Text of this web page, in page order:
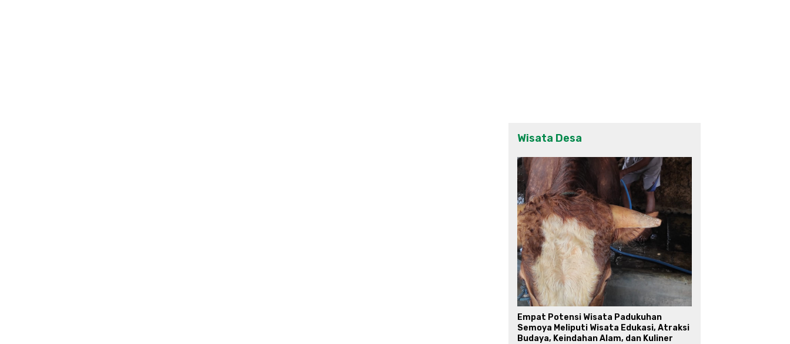
Wisata Desa
Empat Potensi Wisata Padukuhan
Semoya Meliputi Wisata Edukasi, Atraksi
Budaya, Keindahan Alam, dan Kuliner